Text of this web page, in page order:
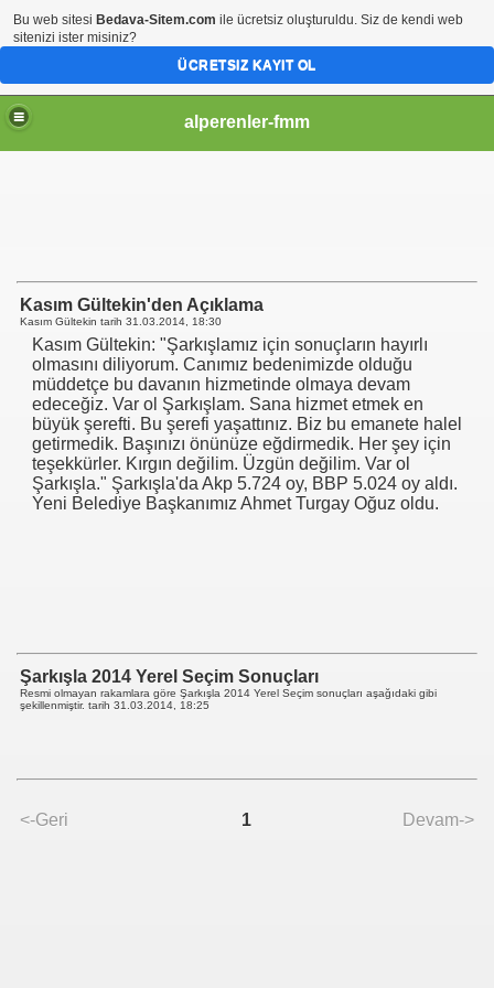
alperenler-fmm
Kasım Gültekin'den Açıklama
Kasım Gültekin tarih 31.03.2014, 18:30
Kasım Gültekin: "Şarkışlamız için sonuçların hayırlı
olmasını diliyorum. Canımız bedenimizde olduğu
müddetçe bu davanın hizmetinde olmaya devam
edeceğiz. Var ol Şarkışlam. Sana hizmet etmek en
büyük şerefti. Bu şerefi yaşattınız. Biz bu emanete halel
getirmedik. Başınızı önünüze eğdirmedik. Her şey için
teşekkürler. Kırgın değilim. Üzgün değilim. Var ol
Şarkışla." Şarkışla'da Akp 5.724 oy, BBP 5.024 oy aldı.
Yeni Belediye Başkanımız Ahmet Turgay Oğuz oldu.
Şarkışla 2014 Yerel Seçim Sonuçları
Resmi olmayan rakamlara göre Şarkışla 2014 Yerel Seçim sonuçları aşağıdaki gibi
şekillenmiştir. tarih 31.03.2014, 18:25
<-Geri 1 Devam->
Bu web sitesi Bedava-Sitem.com ile ücretsiz oluşturuldu. Siz de kendi web
sitenizi ister misiniz?
ÜCRETSIZ KAYIT OL